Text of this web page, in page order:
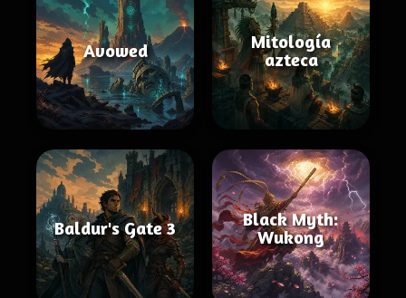
Avowed
Mitología
azteca
Baldur's Gate 3
Black Myth:
Wukong